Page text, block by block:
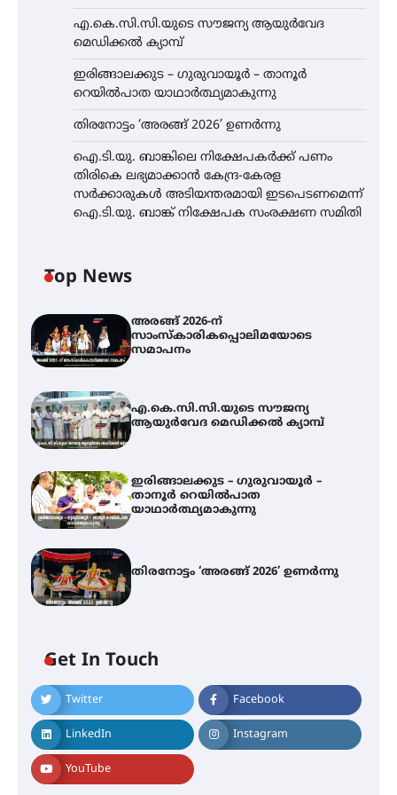
എ.കെ.സി.സി.യുടെ സൗജന്യ ആയുർവേദ
മെഡിക്കൽ ക്യാമ്പ്
ഇരിങ്ങാലക്കുട – ഗുരുവായൂർ – താനൂർ
റെയിൽപാത യാഥാർത്ഥ്യമാകുന്നു
തിരനോട്ടം ‘അരങ്ങ് 2026’ ഉണർന്നു
ഐ.ടി.യു. ബാങ്കിലെ നിക്ഷേപകർക്ക് പണം
തിരികെ ലഭ്യമാക്കാൻ കേന്ദ്ര-കേരള
സർക്കാരുകൾ അടിയന്തരമായി ഇടപെടണമെന്ന്
ഐ.ടി.യു. ബാങ്ക് നിക്ഷേപക സംരക്ഷണ സമിതി
Top News
അരങ്ങ് 2026-ന്
സാംസ്കാരികപ്പൊലിമയോടെ
സമാപനം
എ.കെ.സി.സി.യുടെ സൗജന്യ
ആയുർവേദ മെഡിക്കൽ ക്യാമ്പ്
ഇരിങ്ങാലക്കുട – ഗുരുവായൂർ –
താനൂർ റെയിൽപാത
യാഥാർത്ഥ്യമാകുന്നു
തിരനോട്ടം ‘അരങ്ങ് 2026’ ഉണർന്നു
Get In Touch
Twitter Facebook
LinkedIn Instagram
YouTube
ഇരിങ്ങാലക്കുട – ഗുരുവായൂർ –
താനൂർ റെയിൽപാത
യാഥാർത്ഥ്യമാകുന്നു